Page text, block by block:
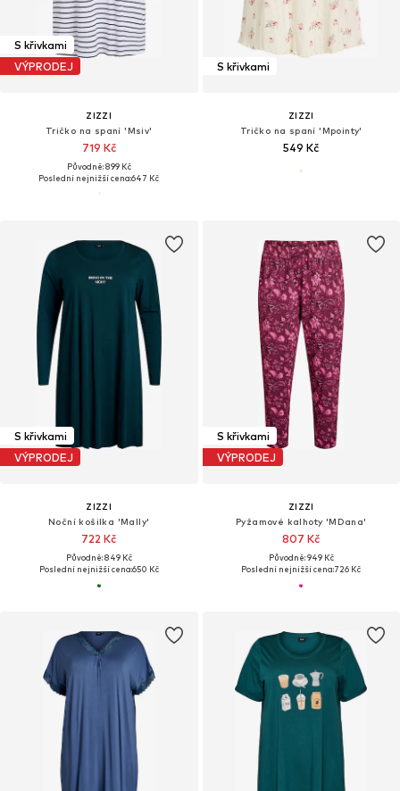
S křivkami
VÝPRODEJ
ZIZZI
Tričko na spaní 'Msiv'
719 Kč
Původně: 899 Kč
Poslední nejnižší cena:647 Kč
S křivkami
ZIZZI
Tričko na spaní 'Mpointy'
549 Kč
S křivkami
VÝPRODEJ
ZIZZI
Noční košilka 'Mally'
722 Kč
Původně: 849 Kč
Poslední nejnižší cena:650 Kč
S křivkami
VÝPRODEJ
ZIZZI
Pyžamové kalhoty 'MDana'
807 Kč
Původně: 949 Kč
Poslední nejnižší cena:726 Kč